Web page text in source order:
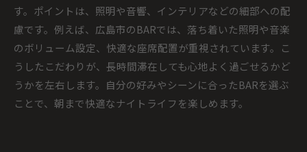
す。ポイントは、照明や音響、インテリアなどの細部への配
慮です。例えば、広島市のBARでは、落ち着いた照明や音楽
のボリューム設定、快適な座席配置が重視されています。こ
うしたこだわりが、長時間滞在しても心地よく過ごせるかど
うかを左右します。自分の好みやシーンに合ったBARを選ぶ
ことで、朝まで快適なナイトライフを楽しめます。